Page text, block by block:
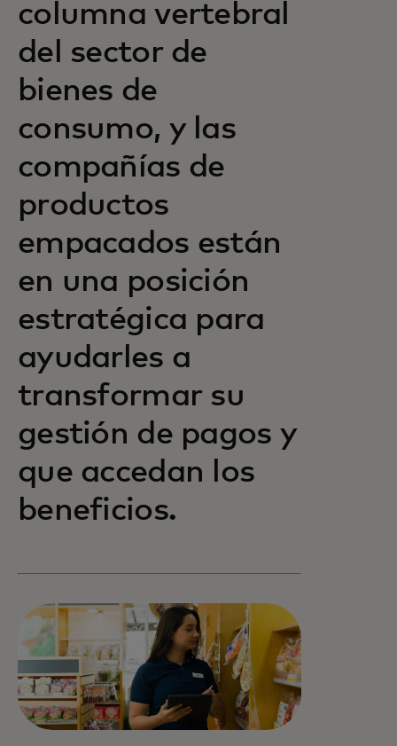
columna vertebral
del sector de
bienes de
consumo, y las
compañías de
productos
empacados están
en una posición
estratégica para
ayudarles a
transformar su
gestión de pagos y
que accedan los
beneficios.